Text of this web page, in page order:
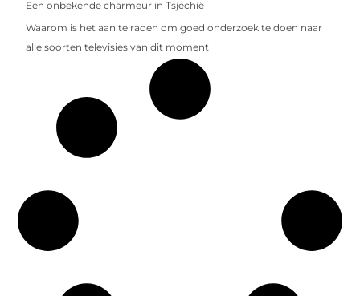
Een onbekende charmeur in Tsjechië
Waarom is het aan te raden om goed onderzoek te doen naar
alle soorten televisies van dit moment